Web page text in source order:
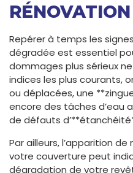
Repérer à temps les
dégradée est essentiel
dommages plus sérieux
indices les plus courants,
ou déplacées, une
encore des tâches d’eau
de défauts
Par ailleurs, l’apparition
votre couverture peut
dégradation de votre